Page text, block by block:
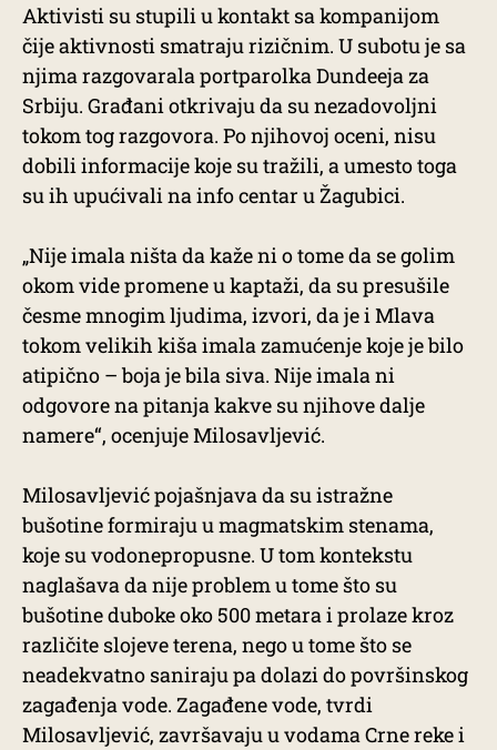
Aktivisti su stupili u kontakt sa kompanijom
čije aktivnosti smatraju rizičnim. U subotu je sa
njima razgovarala portparolka Dundeeja za
Srbiju. Građani otkrivaju da su nezadovoljni
tokom tog razgovora. Po njihovoj oceni, nisu
dobili informacije koje su tražili, a umesto toga
su ih upućivali na info centar u Žagubici.
„Nije imala ništa da kaže ni o tome da se golim
okom vide promene u kaptaži, da su presušile
česme mnogim ljudima, izvori, da je i Mlava
tokom velikih kiša imala zamućenje koje je bilo
atipično – boja je bila siva. Nije imala ni
odgovore na pitanja kakve su njihove dalje
namere“, ocenjuje Milosavljević.
Milosavljević pojašnjava da su istražne
bušotine formiraju u magmatskim stenama,
koje su vodonepropusne. U tom kontekstu
naglašava da nije problem u tome što su
bušotine duboke oko 500 metara i prolaze kroz
različite slojeve terena, nego u tome što se
neadekvatno saniraju pa dolazi do površinskog
zagađenja vode. Zagađene vode, tvrdi
Milosavljević, završavaju u vodama Crne reke i